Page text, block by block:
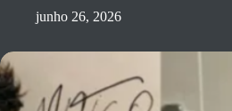
junho 26, 2026